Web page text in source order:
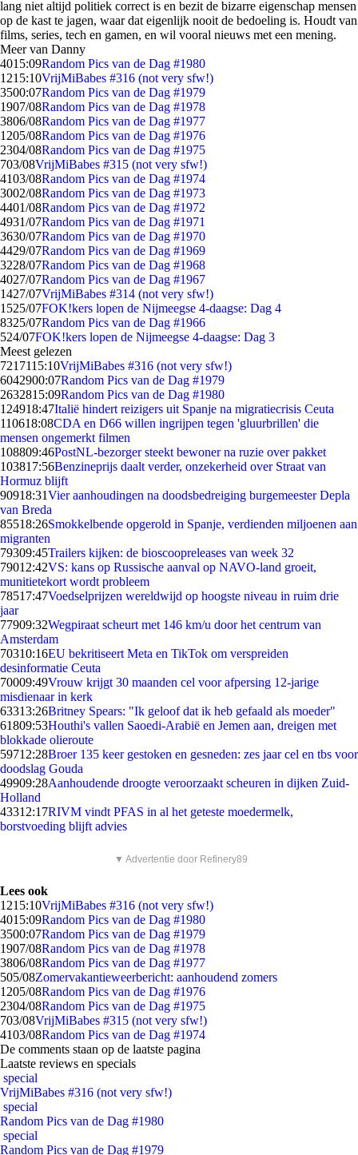
lang niet altijd politiek correct is en bezit de bizarre eigenschap mensen
op de kast te jagen, waar dat eigenlijk nooit de bedoeling is. Houdt van
films, series, tech en gamen, en wil vooral nieuws met een mening.
Meer van Danny
4015:09Random Pics van de Dag #1980
1215:10VrijMiBabes #316 (not very sfw!)
3500:07Random Pics van de Dag #1979
1907/08Random Pics van de Dag #1978
3806/08Random Pics van de Dag #1977
1205/08Random Pics van de Dag #1976
2304/08Random Pics van de Dag #1975
703/08VrijMiBabes #315 (not very sfw!)
4103/08Random Pics van de Dag #1974
3002/08Random Pics van de Dag #1973
4401/08Random Pics van de Dag #1972
4931/07Random Pics van de Dag #1971
3630/07Random Pics van de Dag #1970
4429/07Random Pics van de Dag #1969
3228/07Random Pics van de Dag #1968
4027/07Random Pics van de Dag #1967
1427/07VrijMiBabes #314 (not very sfw!)
1525/07FOK!kers lopen de Nijmeegse 4-daagse: Dag 4
8325/07Random Pics van de Dag #1966
524/07FOK!kers lopen de Nijmeegse 4-daagse: Dag 3
Meest gelezen
7217115:10VrijMiBabes #316 (not very sfw!)
6042900:07Random Pics van de Dag #1979
2632815:09Random Pics van de Dag #1980
124918:47Italië hindert reizigers uit Spanje na migratiecrisis Ceuta
110618:08CDA en D66 willen ingrijpen tegen 'gluurbrillen' die
mensen ongemerkt filmen
108809:46PostNL-bezorger steekt bewoner na ruzie over pakket
103817:56Benzineprijs daalt verder, onzekerheid over Straat van
Hormuz blijft
90918:31Vier aanhoudingen na doodsbedreiging burgemeester Depla
van Breda
85518:26Smokkelbende opgerold in Spanje, verdienden miljoenen aan
migranten
79309:45Trailers kijken: de bioscoopreleases van week 32
79012:42VS: kans op Russische aanval op NAVO-land groeit,
munitietekort wordt probleem
78517:47Voedselprijzen wereldwijd op hoogste niveau in ruim drie
jaar
77909:32Wegpiraat scheurt met 146 km/u door het centrum van
Amsterdam
70310:16EU bekritiseert Meta en TikTok om verspreiden
desinformatie Ceuta
70009:49Vrouw krijgt 30 maanden cel voor afpersing 12-jarige
misdienaar in kerk
63313:26Britney Spears: "Ik geloof dat ik heb gefaald als moeder"
61809:53Houthi's vallen Saoedi-Arabië en Jemen aan, dreigen met
blokkade olieroute
59712:28Broer 135 keer gestoken en gesneden: zes jaar cel en tbs voor
doodslag Gouda
49909:28Aanhoudende droogte veroorzaakt scheuren in dijken Zuid-
Holland
43312:17RIVM vindt PFAS in al het geteste moedermelk,
borstvoeding blijft advies
▼ Advertentie door Refinery89
Lees ook
1215:10VrijMiBabes #316 (not very sfw!)
4015:09Random Pics van de Dag #1980
3500:07Random Pics van de Dag #1979
1907/08Random Pics van de Dag #1978
3806/08Random Pics van de Dag #1977
505/08Zomervakantieweerbericht: aanhoudend zomers
1205/08Random Pics van de Dag #1976
2304/08Random Pics van de Dag #1975
703/08VrijMiBabes #315 (not very sfw!)
4103/08Random Pics van de Dag #1974
De comments staan op de laatste pagina
Laatste reviews en specials
special
VrijMiBabes #316 (not very sfw!)
special
Random Pics van de Dag #1980
special
Random Pics van de Dag #1979